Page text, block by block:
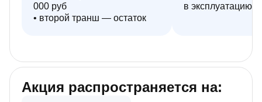
000 руб
• второй транш — остаток
в эксплуатацию
Акция распространяется на: